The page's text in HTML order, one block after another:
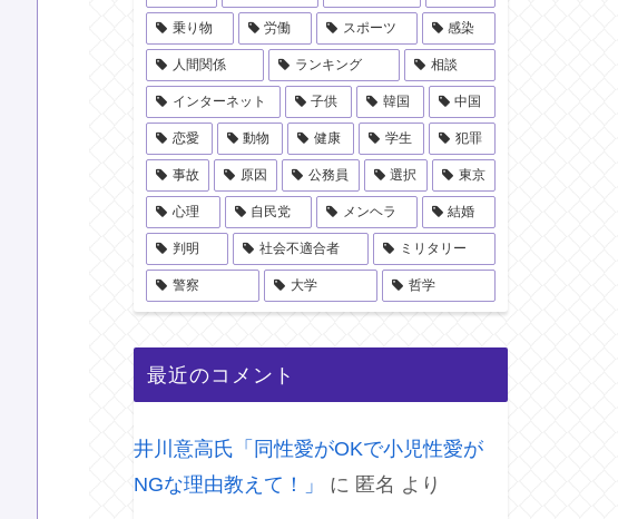
乗り物 労働 スポーツ 感染
人間関係 ランキング 相談
インターネット 子供 韓国 中国
恋愛 動物 健康 学生 犯罪
事故 原因 公務員 選択 東京
心理 自民党 メンヘラ 結婚
判明 社会不適合者 ミリタリー
警察 大学 哲学
最近のコメント
井川意高氏「同性愛がOKで小児性愛が
NGな理由教えて！」
に 匿名 より